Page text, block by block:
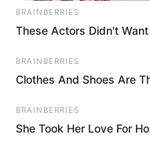
BRAINBERRIES
These Actors Didn't
BRAINBERRIES
Clothes And Shoes Are
BRAINBERRIES
She Took Her Love For